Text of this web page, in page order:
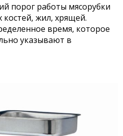
порог работы мясорубки
костей, жил, хрящей.
время, которое
указывают в